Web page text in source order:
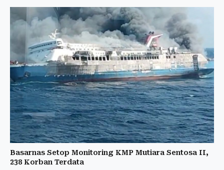
Basarnas Setop Monitoring KMP Mutiara Sentosa II,
238 Korban Terdata